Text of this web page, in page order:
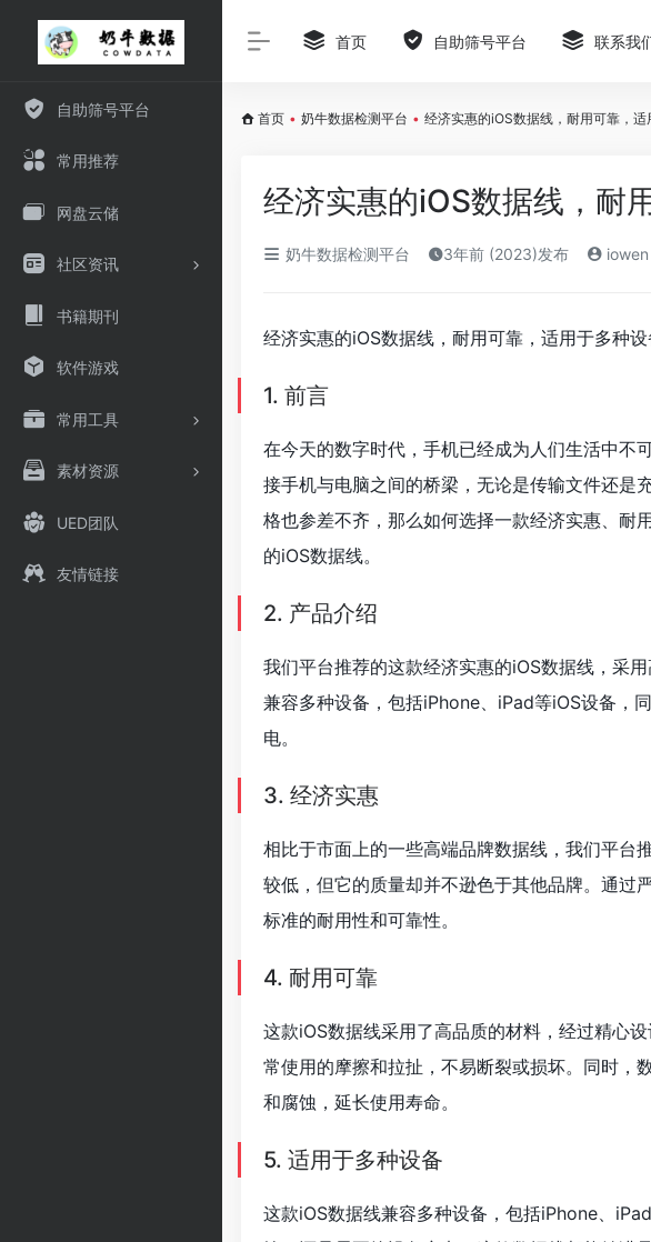
自助筛号平台
常用推荐
网盘云储
社区资讯
书籍期刊
软件游戏
常用工具
素材资源
UED团队
友情链接
首页 自助筛号平台 联系我
首页 • 奶牛数据检测平台 • 经济实惠的iOS数据线，耐用可靠，适
经济实惠的iOS数据线，耐
奶牛数据检测平台 3年前 (2023)发布 iowen
经济实惠的iOS数据线，耐用可靠，适用于多种设
1. 前言
在今天的数字时代，手机已经成为人们生活中不
接手机与电脑之间的桥梁，无论是传输文件还是
格也参差不齐，那么如何选择一款经济实惠、耐
的iOS数据线。
2. 产品介绍
我们平台推荐的这款经济实惠的iOS数据线，采
兼容多种设备，包括iPhone、iPad等iOS设备，
电。
3. 经济实惠
相比于市面上的一些高端品牌数据线，我们平台
较低，但它的质量却并不逊色于其他品牌。通过
标准的耐用性和可靠性。
4. 耐用可靠
这款iOS数据线采用了高品质的材料，经过精心
常使用的摩擦和拉扯，不易断裂或损坏。同时，
和腐蚀，延长使用寿命。
5. 适用于多种设备
这款iOS数据线兼容多种设备，包括iPhone、